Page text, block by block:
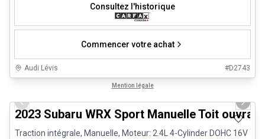
Consultez l'historique
Commencer votre achat
Audi Lévis #D2743
Mention légale
Previous slide Next
2023 Subaru WRX Sport Manuelle Toit ouvrant
Traction intégrale, Manuelle, Moteur: 2.4L 4-Cylinder DOHC 16V